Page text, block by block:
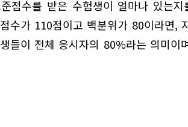
점수를 받은 수험생이 얼마나 있는
수가 110점이고 백분위가 80이라면,
들이 전체 응시자의 80%라는 의미이